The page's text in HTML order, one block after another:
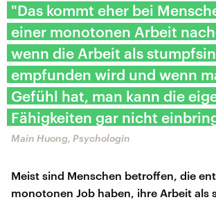
"Das kommt eher bei
einer monotonen Arbeit
wenn die Arbeit als
empfunden wird und wenn
Gefühl hat, man kann die
Fähigkeiten gar nicht
Main Huong, Psychologin
Meist sind Menschen betroffen, die
monotonen Job haben, ihre Arbeit als